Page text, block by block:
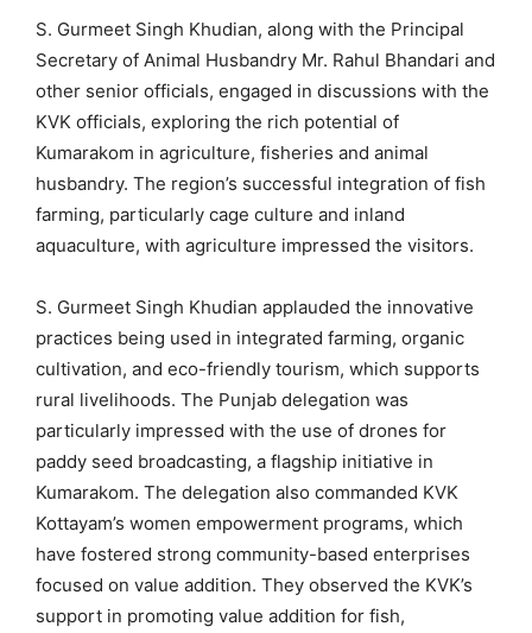
S. Gurmeet Singh Khudian, along with the Principal
Secretary of Animal Husbandry Mr. Rahul Bhandari and
other senior officials, engaged in discussions with the
KVK officials, exploring the rich potential of
Kumarakom in agriculture, fisheries and animal
husbandry. The region’s successful integration of fish
farming, particularly cage culture and inland
aquaculture, with agriculture impressed the visitors.
S. Gurmeet Singh Khudian applauded the innovative
practices being used in integrated farming, organic
cultivation, and eco-friendly tourism, which supports
rural livelihoods. The Punjab delegation was
particularly impressed with the use of drones for
paddy seed broadcasting, a flagship initiative in
Kumarakom. The delegation also commanded KVK
Kottayam’s women empowerment programs, which
have fostered strong community-based enterprises
focused on value addition. They observed the KVK’s
support in promoting value addition for fish,